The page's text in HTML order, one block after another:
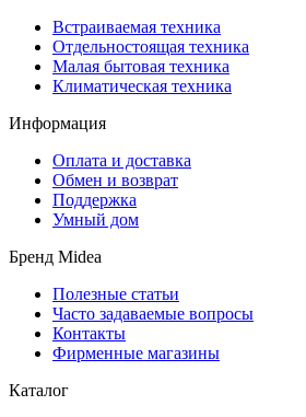
Встраиваемая техника
Отдельностоящая техника
Малая бытовая техника
Климатическая техника
Информация
Оплата и доставка
Обмен и возврат
Поддержка
Умный дом
Бренд Midea
Полезные статьи
Часто задаваемые вопросы
Контакты
Фирменные магазины
Каталог